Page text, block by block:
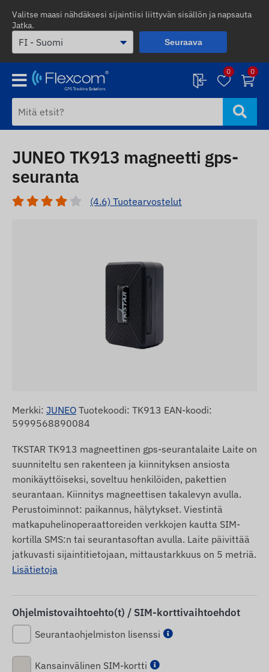
Valitse maasi nähdäksesi sijaintiisi liittyvän sisällön ja napsauta
Jatka.
Seuraava
0 0
JUNEO TK913 magneetti gps-
seuranta
(4.6) Tuotearvostelut
Merkki: JUNEO Tuotekoodi: TK913 EAN-koodi:
5999568890084
TKSTAR TK913 magneettinen gps-seurantalaite Laite on
suunniteltu sen rakenteen ja kiinnityksen ansiosta
monikäyttöiseksi, soveltuu henkilöiden, pakettien
seurantaan. Kiinnitys magneettisen takalevyn avulla.
Perustoiminnot: paikannus, hälytykset. Viestintä
matkapuhelinoperaattoreiden verkkojen kautta SIM-
kortilla SMS:n tai seurantasoftan avulla. Laite päivittää
jatkuvasti sijaintitietojaan, mittaustarkkuus on 5 metriä.
Lisätietoja
Ohjelmistovaihtoehto(t) / SIM-korttivaihtoehdot
Seurantaohjelmiston lisenssi
Kansainvälinen SIM-kortti